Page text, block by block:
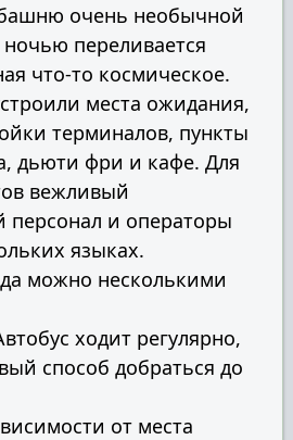
очень необычной
переливается
что-то космическое.
места ожидания,
терминалов, пункты
дьюти фри и кафе. Для
вежливый
и операторы
языках.
можно несколькими
ходит регулярно,
способ добраться до
от места